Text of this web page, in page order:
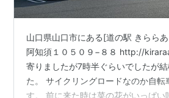
山口県山口市にある[道の駅 きらら
阿知須１０５０９−８８ http://
寄りましたが7時半ぐらいでしたが
た。 サイクリングロードなのか自転
す。 前に来た時は菜の花がいっぱい